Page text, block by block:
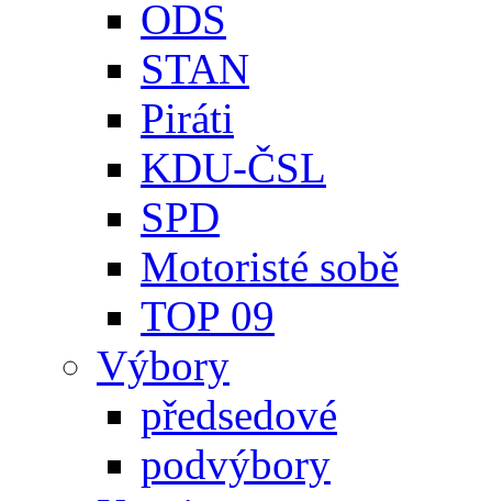
ODS
STAN
Piráti
KDU-ČSL
SPD
Motoristé sobě
TOP 09
Výbory
předsedové
podvýbory